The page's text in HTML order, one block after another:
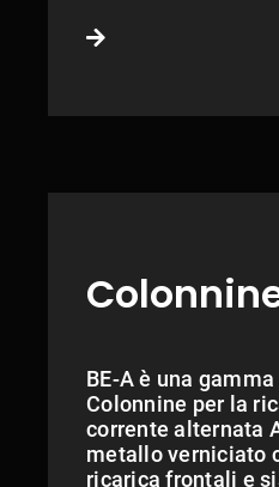
BE-A è una gamma
Colonnine per la
corrente alternata
metallo verniciato
ricarica frontali e